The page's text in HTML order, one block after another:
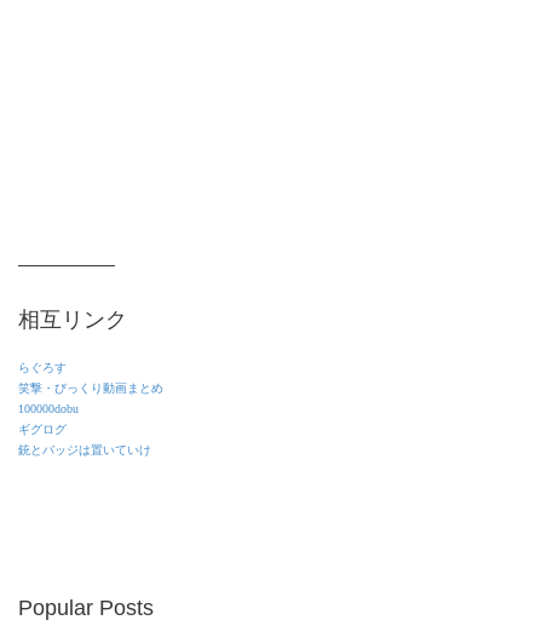
相互リンク
らぐろす
笑撃・びっくり動画まとめ
100000dobu
ギグログ
銃とバッジは置いていけ
Popular Posts